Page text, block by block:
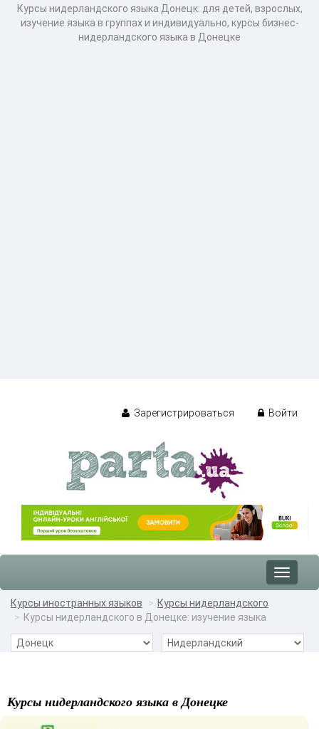
Курсы нидерландского языка Донецк: для детей, взрослых,
изучение языка в группах и индивидуально, курсы бизнес-
нидерландского языка в Донецке
Зарегистрироваться Войти
Toggle
Курсы иностранных языков
Курсы нидерландского
Курсы нидерландского в Донецке: изучение языка
Курсы нидерландского языка в Донецке